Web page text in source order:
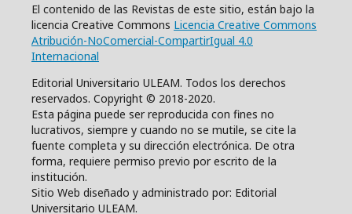
El contenido de las Revistas de este sitio, están bajo la
licencia Creative Commons Licencia Creative Commons
Atribución-NoComercial-CompartirIgual 4.0
Internacional
Editorial Universitario ULEAM. Todos los derechos
reservados. Copyright © 2018-2020.
Esta página puede ser reproducida con fines no
lucrativos, siempre y cuando no se mutile, se cite la
fuente completa y su dirección electrónica. De otra
forma, requiere permiso previo por escrito de la
institución.
Sitio Web diseñado y administrado por: Editorial
Universitario ULEAM.